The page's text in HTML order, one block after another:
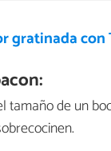
gratinada
tamaño de un